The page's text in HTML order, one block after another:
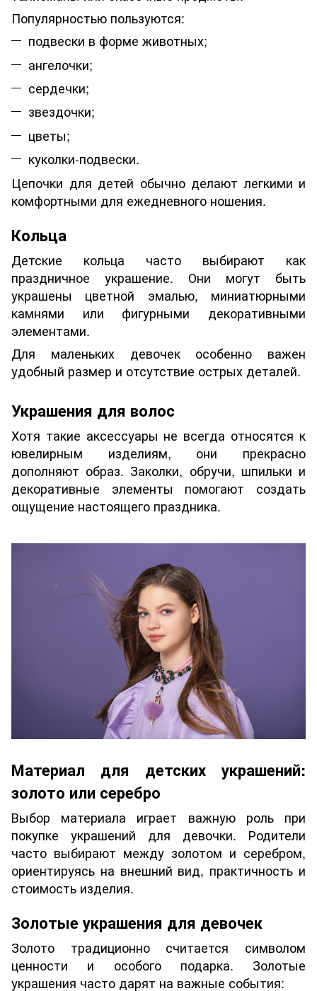
Популярностью пользуются:
подвески в форме животных;
ангелочки;
сердечки;
звездочки;
цветы;
куколки-подвески.
Цепочки для детей обычно делают легкими и
комфортными для ежедневного ношения.
Кольца
Детские кольца часто выбирают как
праздничное украшение. Они могут быть
украшены цветной эмалью, миниатюрными
камнями или фигурными декоративными
элементами.
Для маленьких девочек особенно важен
удобный размер и отсутствие острых деталей.
Украшения для волос
Хотя такие аксессуары не всегда относятся к
ювелирным изделиям, они прекрасно
дополняют образ. Заколки, обручи, шпильки и
декоративные элементы помогают создать
ощущение настоящего праздника.
Материал для детских украшений:
золото или серебро
Выбор материала играет важную роль при
покупке украшений для девочки. Родители
часто выбирают между золотом и серебром,
ориентируясь на внешний вид, практичность и
стоимость изделия.
Золотые украшения для девочек
Золото традиционно считается символом
ценности и особого подарка. Золотые
украшения часто дарят на важные события: